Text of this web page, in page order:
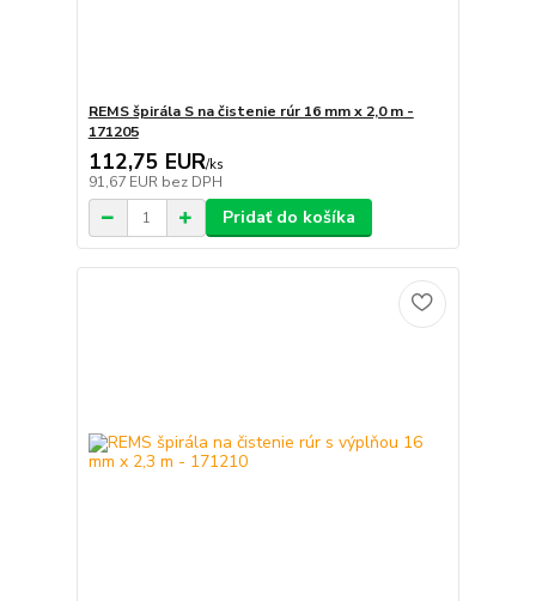
REMS špirála S na čistenie rúr 16 mm x 2,0 m -
171205
112,75 EUR/ks
91,67 EUR bez DPH
Pridať do košíka